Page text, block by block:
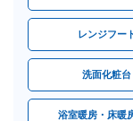
レンジフー
洗面化粧台
浴室暖房・床暖